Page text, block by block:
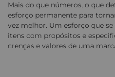
Mais do que números, o que
esforço permanente para
vez melhor. Um esforço que
itens com propósitos e
crenças e valores de uma